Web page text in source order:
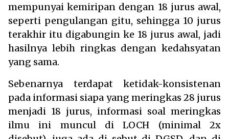
mempunyai kemiripan dengan 18 jurus awal,
seperti pengulangan gitu, sehingga 10 jurus
terakhir itu digabungin ke 18 jurus awal, jadi
hasilnya lebih ringkas dengan kedahsyatan
yang sama.
Sebenarnya terdapat ketidak-konsistenan
pada informasi siapa yang meringkas 28 jurus
menjadi 18 jurus, informasi soal meringkas
ilmu ini muncul di LOCH (minimal 2x